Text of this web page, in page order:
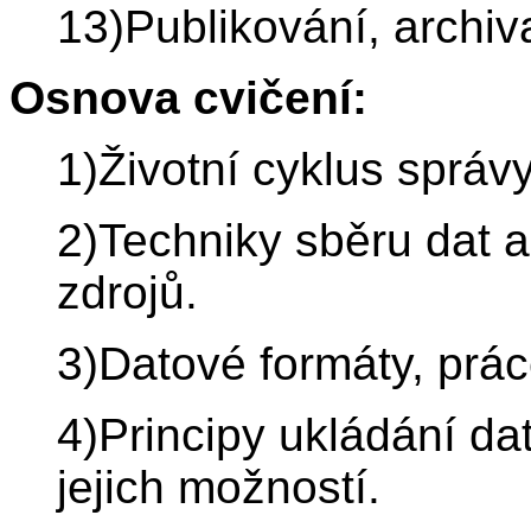
13)Publikování,
Osnova cvičení:
1)Životní cyklus
2)Techniky sběru dat
zdrojů.
3)Datové formáty,
4)Principy ukládání
jejich možností.